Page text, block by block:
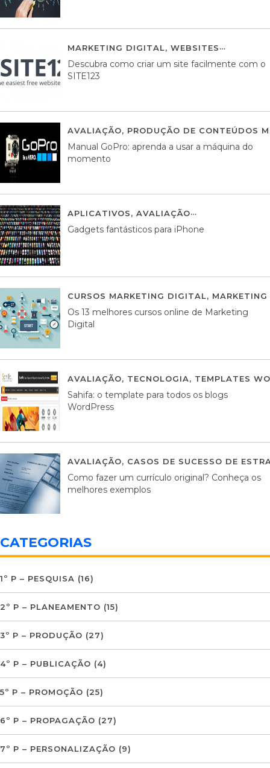
MARKETING DIGITAL, WEBSITES
Descubra como criar um site facilmente com o
SITE123
AVALIAÇÃO, PRODUÇÃO DE CONTEÚDOS
Manual GoPro: aprenda a usar a máquina do
momento
APLICATIVOS, AVALIAÇÃO
Gadgets fantásticos para iPhone
CURSOS MARKETING DIGITAL,
Os 13 melhores cursos online de Marketing
Digital
AVALIAÇÃO, TECNOLOGIA, TEMPLATES
Sahifa: o template para todos os blogs
WordPress
AVALIAÇÃO, CASOS DE SUCESSO DE
Como fazer um currículo original? Conheça os
melhores exemplos
CATEGORIAS
1º P – PESQUISA (16)
2º P – PLANEAMENTO (15)
3º P – PRODUÇÃO (27)
4º P – PUBLICAÇÃO (4)
5º P – PROMOÇÃO (25)
6º P – PROPAGAÇÃO (27)
7º P – PERSONALIZAÇÃO (9)